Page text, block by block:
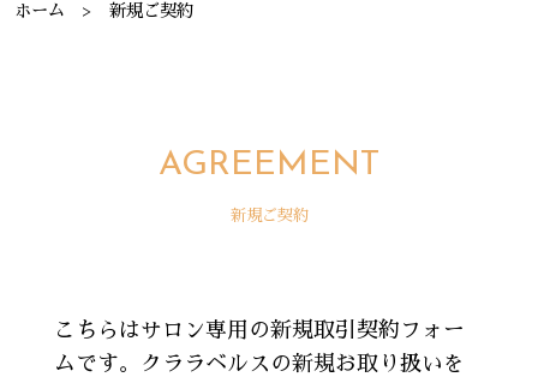
ホーム 新規ご契約
AGREEMENT
新規ご契約
こちらはサロン専用の新規取引契約フォー
ムです。クララベルスの新規お取り扱いを